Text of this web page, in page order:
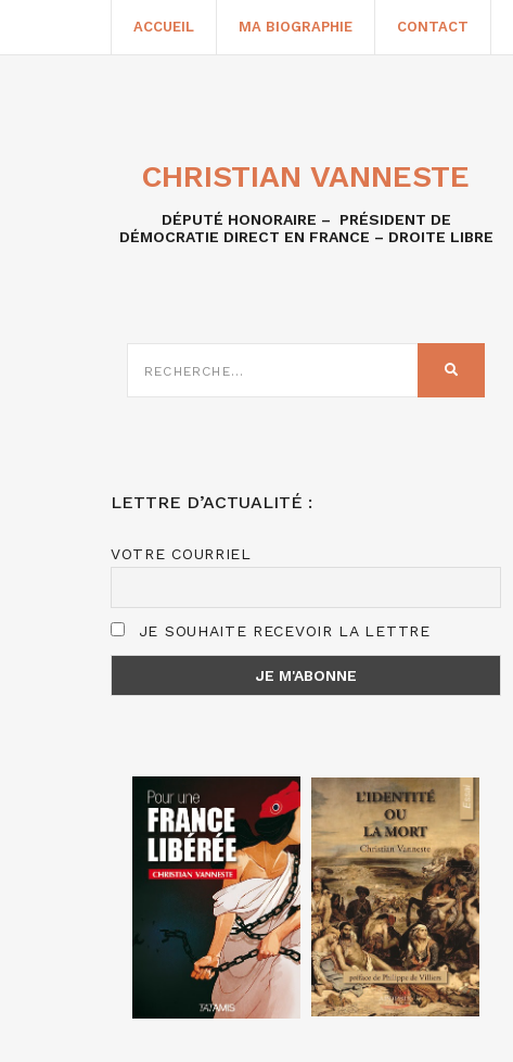
ACCUEIL MA BIOGRAPHIE CONTACT
CHRISTIAN VANNESTE
DÉPUTÉ HONORAIRE – PRÉSIDENT DE
DÉMOCRATIE DIRECT EN FRANCE – DROITE LIBRE
SUR
LETTRE D’ACTUALITÉ :
VOTRE COURRIEL
JE SOUHAITE RECEVOIR LA LETTRE